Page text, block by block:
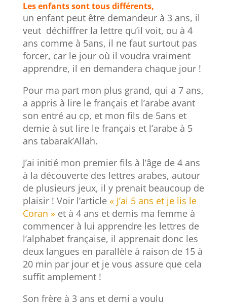
Les enfants sont tous différents,
un enfant peut être demandeur à 3 ans, il
veut déchiffrer la lettre qu’il voit, ou à 4
ans comme à 5ans, il ne faut surtout pas
forcer, car le jour où il voudra vraiment
apprendre, il en demandera chaque jour !
Pour ma part mon plus grand, qui a 7 ans,
a appris à lire le français et l’arabe avant
son entré au cp, et mon fils de 5ans et
demie à sut lire le français et l’arabe à 5
ans tabarak’Allah.
J’ai initié mon premier fils à l’âge de 4 ans
à la découverte des lettres arabes, autour
de plusieurs jeux, il y prenait beaucoup de
plaisir ! Voir l’article « J’ai 5 ans et je lis le
Coran »et à 4 ans et demis ma femme à
commencer à lui apprendre les lettres de
l’alphabet française, il apprenait donc les
deux langues en parallèle à raison de 15 à
20 min par jour et je vous assure que cela
suffit amplement !
Son frère à 3 ans et demi a voulu